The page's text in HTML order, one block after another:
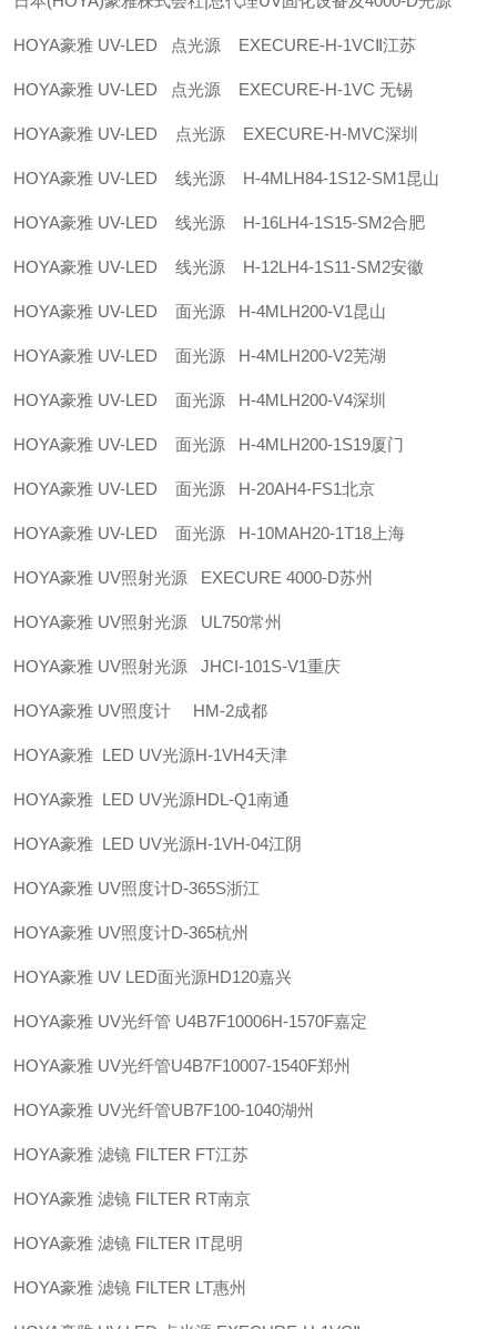
HOYA豪雅 UV-LED 点光源 EXECURE-H-1VCⅡ江苏
HOYA豪雅 UV-LED 点光源 EXECURE-H-1VC 无锡
HOYA豪雅 UV-LED 点光源 EXECURE-H-MVC深圳
HOYA豪雅 UV-LED 线光源 H-4MLH84-1S12-SM1昆山
HOYA豪雅 UV-LED 线光源 H-16LH4-1S15-SM2合肥
HOYA豪雅 UV-LED 线光源 H-12LH4-1S11-SM2安徽
HOYA豪雅 UV-LED 面光源 H-4MLH200-V1昆山
HOYA豪雅 UV-LED 面光源 H-4MLH200-V2芜湖
HOYA豪雅 UV-LED 面光源 H-4MLH200-V4深圳
HOYA豪雅 UV-LED 面光源 H-4MLH200-1S19厦门
HOYA豪雅 UV-LED 面光源 H-20AH4-FS1北京
HOYA豪雅 UV-LED 面光源 H-10MAH20-1T18上海
HOYA豪雅 UV照射光源 EXECURE 4000-D苏州
HOYA豪雅 UV照射光源 UL750常州
HOYA豪雅 UV照射光源 JHCI-101S-V1重庆
HOYA豪雅 UV照度计 HM-2成都
HOYA豪雅 LED UV光源H-1VH4天津
HOYA豪雅 LED UV光源HDL-Q1南通
HOYA豪雅 LED UV光源H-1VH-04江阴
HOYA豪雅 UV照度计D-365S浙江
HOYA豪雅 UV照度计D-365杭州
HOYA豪雅 UV LED面光源HD120嘉兴
HOYA豪雅 UV光纤管 U4B7F10006H-1570F嘉定
HOYA豪雅 UV光纤管U4B7F10007-1540F郑州
HOYA豪雅 UV光纤管UB7F100-1040湖州
HOYA豪雅 滤镜 FILTER FT江苏
HOYA豪雅 滤镜 FILTER RT南京
HOYA豪雅 滤镜 FILTER IT昆明
HOYA豪雅 滤镜 FILTER LT惠州